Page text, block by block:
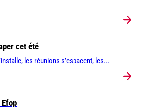
cet été
les réunions s’espacent, les...